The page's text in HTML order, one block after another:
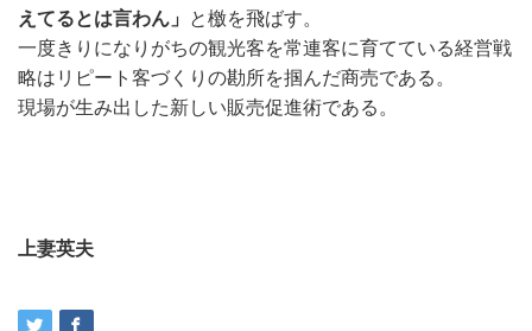
えてるとは言わん」
と檄を飛ばす。
一度きりになりがちの観光客を常連客に育てている経営戦
略はリピート客づくりの勘所を掴んだ商売である。
現場が生み出した新しい販売促進術である。
上妻英夫